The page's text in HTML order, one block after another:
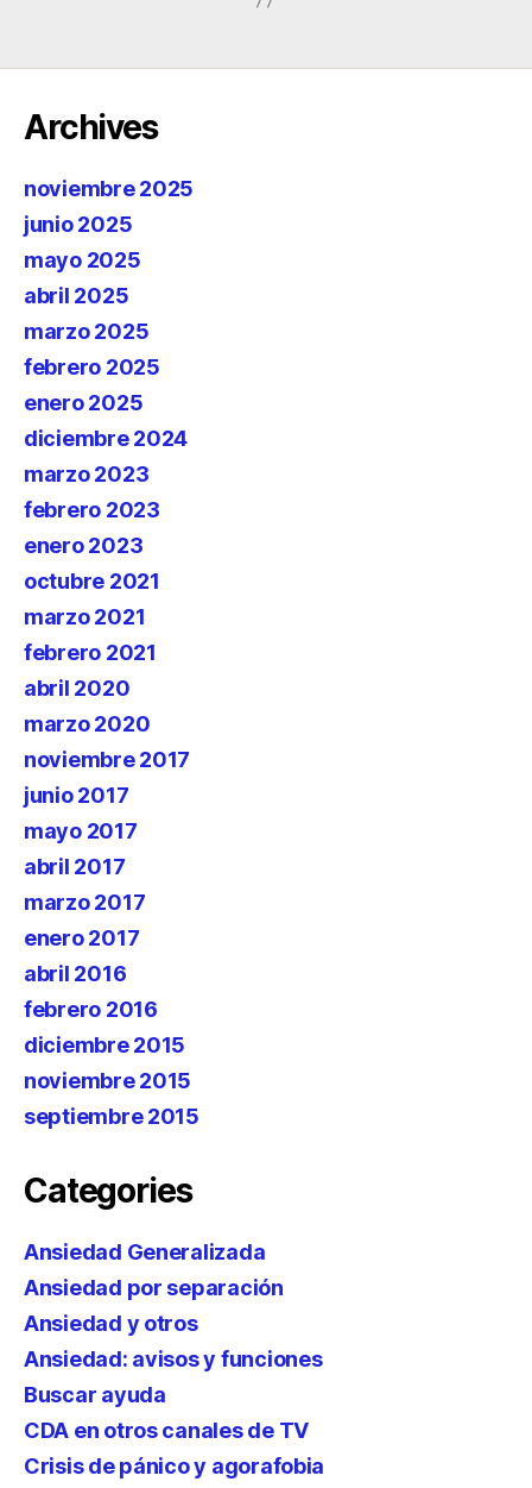
Archives
noviembre 2025
junio 2025
mayo 2025
abril 2025
marzo 2025
febrero 2025
enero 2025
diciembre 2024
marzo 2023
febrero 2023
enero 2023
octubre 2021
marzo 2021
febrero 2021
abril 2020
marzo 2020
noviembre 2017
junio 2017
mayo 2017
abril 2017
marzo 2017
enero 2017
abril 2016
febrero 2016
diciembre 2015
noviembre 2015
septiembre 2015
Categories
Ansiedad Generalizada
Ansiedad por separación
Ansiedad y otros
Ansiedad: avisos y funciones
Buscar ayuda
CDA en otros canales de TV
Crisis de pánico y agorafobia